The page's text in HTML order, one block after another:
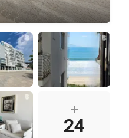
+
24